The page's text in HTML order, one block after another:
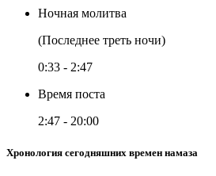
Ночная молитва
(Последнее треть ночи)
0:33 - 2:47
Время поста
2:47 - 20:00
Хронология сегодняшних времен намаза